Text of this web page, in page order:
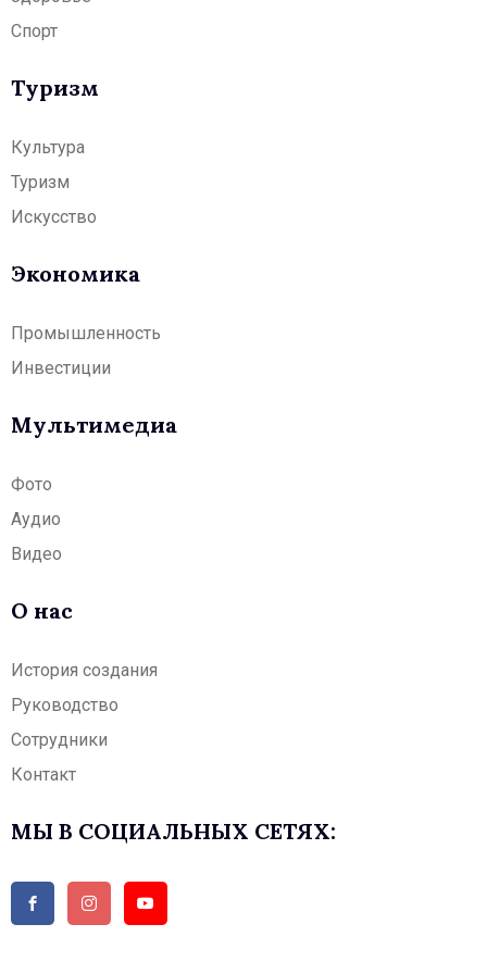
Спорт
Туризм
Культура
Туризм
Искусство
Экономика
Промышленность
Инвестиции
Мультимедиа
Фото
Аудио
Видео
О нас
История создания
Руководство
Сотрудники
Контакт
МЫ В СОЦИАЛЬНЫХ СЕТЯХ: